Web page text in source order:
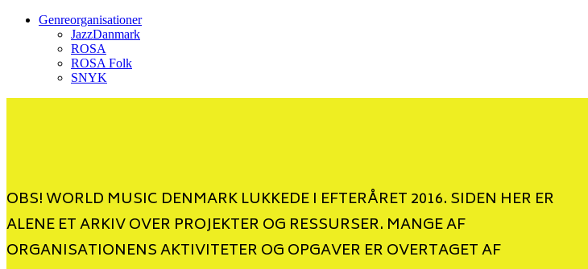
Genreorganisationer
JazzDanmark
ROSA
ROSA Folk
SNYK
OBS! WORLD MUSIC DENMARK LUKKEDE I EFTERÅRET 2016. SIDEN HER ER
ALENE ET ARKIV OVER PROJEKTER OG RESSURSER. MANGE AF
ORGANISATIONENS AKTIVITETER OG OPGAVER ER OVERTAGET AF